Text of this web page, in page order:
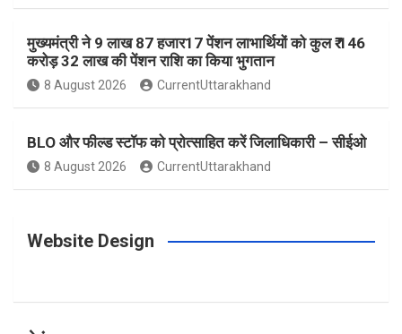
b
o
k
a
g
a
e
r
s
t
e
u
मुख्यमंत्री ने 9 लाख 87 हजार17 पेंशन लाभार्थियों को कुल ₹ 146
करोड़ 32 लाख की पेंशन राशि का किया भुगतान
8 August 2026 CurrentUttarakhand
BLO और फील्ड स्टॉफ को प्रोत्साहित करें जिलाधिकारी – सीईओ
8 August 2026 CurrentUttarakhand
Website Design